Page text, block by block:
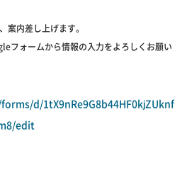
案内差し上げます。
フォームから情報の入力をよろしくお願い
d/1tX9nRe9G8b44HF0kjZUknf
edit